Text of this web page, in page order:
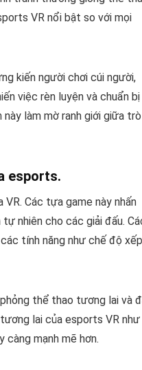
VR nổi bật so với mọi
kiến người chơi cúi người,
việc rèn luyện và chuẩn bị
làm mờ ranh giới giữa trò
esports.
Các tựa game này nhấn
nhiên cho các giải đấu.
tính năng như chế độ xếp
thể thao tương lai và
lai của esports VR như
càng mạnh mẽ hơn.